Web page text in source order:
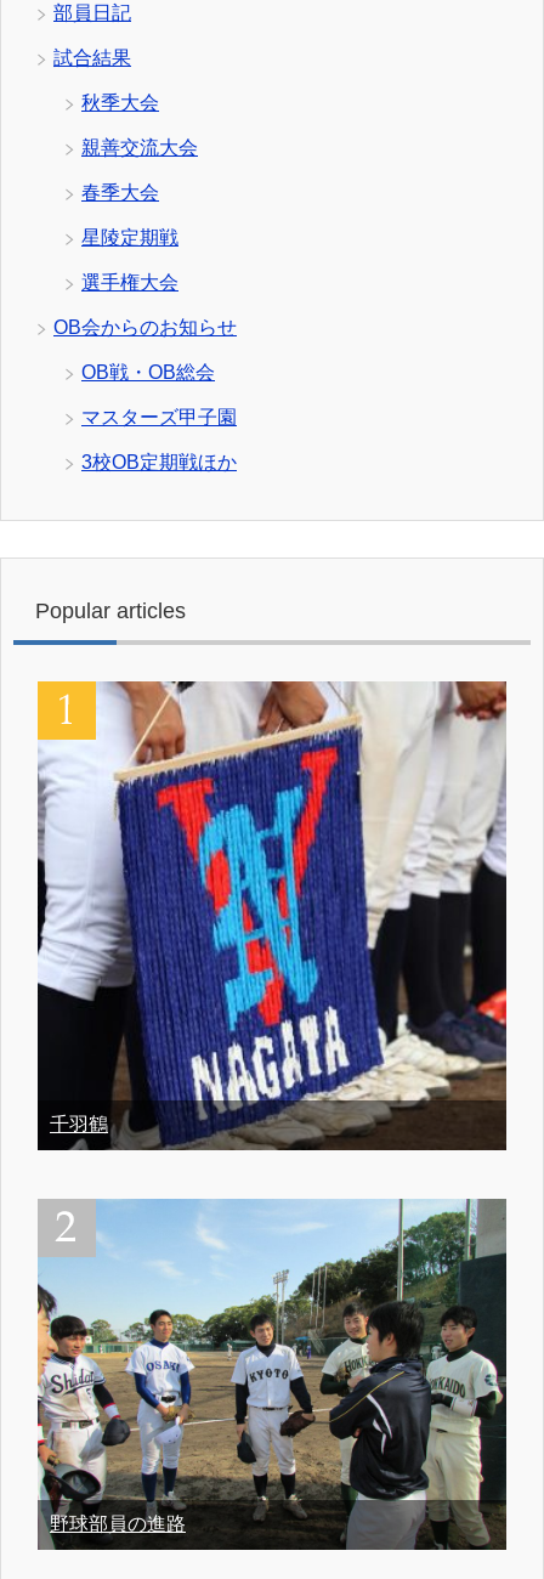
部員日記
試合結果
秋季大会
親善交流大会
春季大会
星陵定期戦
選手権大会
OB会からのお知らせ
OB戦・OB総会
マスターズ甲子園
3校OB定期戦ほか
Popular articles
千羽鶴
野球部員の進路